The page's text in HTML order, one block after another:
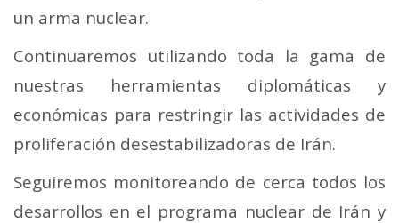
un arma nuclear.
Continuaremos utilizando toda la gama de
nuestras herramientas diplomáticas y
económicas para restringir las actividades de
proliferación desestabilizadoras de Irán.
Seguiremos monitoreando de cerca todos los
desarrollos en el programa nuclear de Irán y